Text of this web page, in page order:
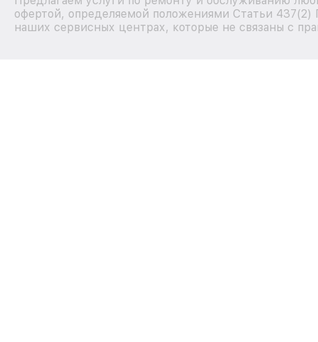
офертой, определяемой положениями Статьи 437(2)
наших сервисных центрах, которые не связаны с